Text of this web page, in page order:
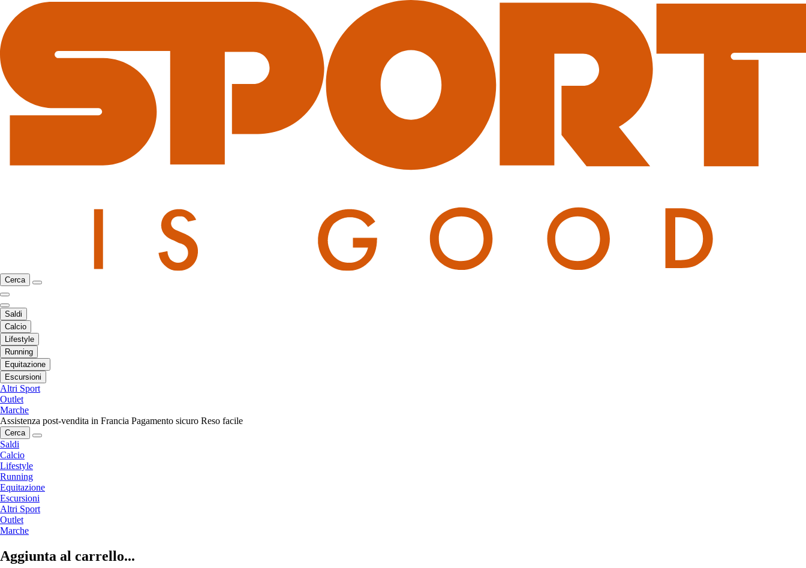
Cerca
Saldi
Calcio
Lifestyle
Running
Equitazione
Escursioni
Altri Sport
Outlet
Marche
Assistenza post-vendita in Francia Pagamento sicuro Reso facile
Cerca
Saldi
Calcio
Lifestyle
Running
Equitazione
Escursioni
Altri Sport
Outlet
Marche
Aggiunta al carrello...